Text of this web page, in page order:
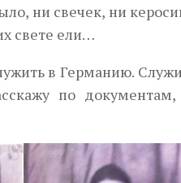
ни свечек, ни
свете ели…
в Германию.
по